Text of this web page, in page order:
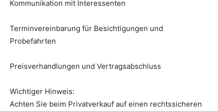
Kommunikation mit Interessenten
Terminvereinbarung für Besichtigungen und
Probefahrten
Preisverhandlungen und Vertragsabschluss
Wichtiger Hinweis:
Achten Sie beim Privatverkauf auf einen rechtssicheren